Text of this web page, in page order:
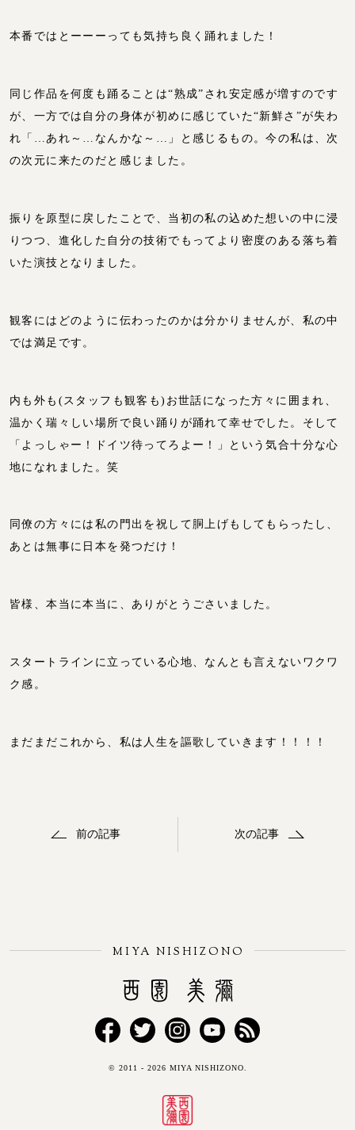
本番ではとーーーっても気持ち良く踊れました！
同じ作品を何度も踊ることは“熟成”され安定感が増すのです
が、一方では自分の身体が初めに感じていた“新鮮さ”が失わ
れ「…あれ～…なんかな～…」と感じるもの。今の私は、次
の次元に来たのだと感じました。
振りを原型に戻したことで、当初の私の込めた想いの中に浸
りつつ、進化した自分の技術でもってより密度のある落ち着
いた演技となりました。
観客にはどのように伝わったのかは分かりませんが、私の中
では満足です。
内も外も(スタッフも観客も)お世話になった方々に囲まれ、
温かく瑞々しい場所で良い踊りが踊れて幸せでした。そして
「よっしゃー！ドイツ待ってろよー！」という気合十分な心
地になれました。笑
同僚の方々には私の門出を祝して胴上げもしてもらったし、
あとは無事に日本を発つだけ！
皆様、本当に本当に、ありがとうごさいました。
スタートラインに立っている心地、なんとも言えないワクワ
ク感。
まだまだこれから、私は人生を謳歌していきます！！！！
前の記事 次の記事
MIYA NISHIZONO
Miya Nishizono
FEED
© 2011 - 2026 MIYA NISHIZONO.